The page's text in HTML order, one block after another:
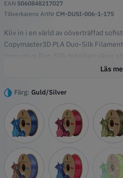
EAN 5060848217027
Tillverkarens ArtNr CM-DUSI-006-1-175
Kliv in i en värld av oöverträffad
Copymaster3D PLA Duo-Silk
innovativa Duo-Silk-tekniken väver
komplementfärger i en enda tråd
Höjdpunkter
Duo-Silk-teknik
Silkeslen textur
PLA-bas av hög kvalitet
Precisionsdetaljering
Läs
Färg: Guld/Silver